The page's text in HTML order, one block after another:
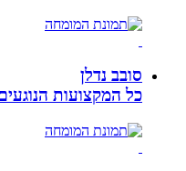
סובב נדלן
כל המקצועות הנוגעים